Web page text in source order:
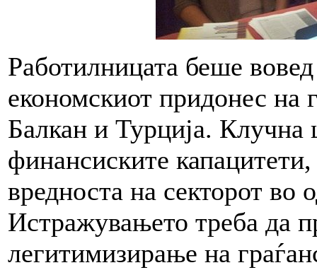
Работилницата беше
економскиот придонес на
Балкан и Турција. Клучна
финансиските
вредноста на секторот во
Истражувањето треба да
легитимизирање на